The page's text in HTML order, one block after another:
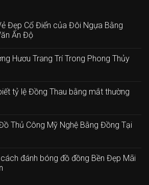
Đẹp Cổ Điển của Đôi Ngựa Bằng
Ấn Độ
Hươu Trang Trí Trong Phong Thủy
tỷ lệ Đồng Thau bằng mắt thường
Thủ Công Mỹ Nghệ Bằng Đồng Tại
cách đánh bóng đồ đồng Bền Đẹp Mãi